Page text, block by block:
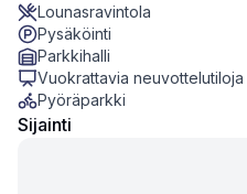
Lounasravintola
Pysäköinti
Parkkihalli
Vuokrattavia neuvottelutiloja
Pyöräparkki
Sijainti